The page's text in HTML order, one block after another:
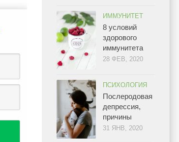
ИММУНИТЕТ
8 условий
здорового
иммунитета
28 ФЕВ, 2020
ПСИХОЛОГИЯ
Послеродовая
депрессия,
причины
31 ЯНВ, 2020